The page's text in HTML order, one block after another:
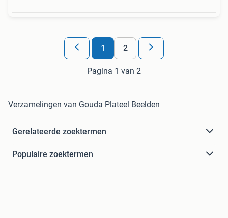
1 2
Pagina 1 van 2
Verzamelingen van Gouda Plateel Beelden
Gerelateerde zoektermen
Populaire zoektermen